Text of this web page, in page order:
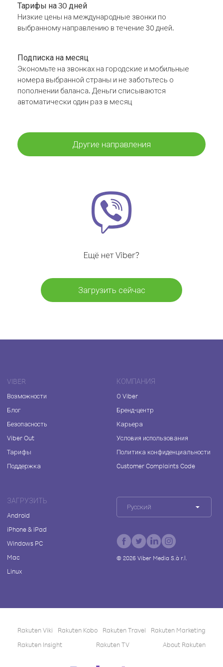
Тарифы на 30 дней
Низкие цены на международные звонки по
выбранному направлению в течение 30 дней.
Подписка на месяц
Экономьте на звонках на городские и мобильные
номера выбранной страны и не заботьтесь о
пополнении баланса. Деньги списываются
автоматически один раз в месяц
Другие направления
Ещё нет Viber?
Загрузить сейчас
VIBER
Возможности
Блог
Безопасность
Viber Out
Тарифы
Поддержка
КОМПАНИЯ
О Viber
Бренд-центр
Карьера
Условия использования
Политика конфиденциальности
Customer Complaints Code
ЗАГРУЗИТЬ
Android
iPhone & iPad
Windows PC
Mac
Linux
Русский
© 2026Viber Media S.à r.l.
Rakuten Viki Rakuten Kobo Rakuten Travel
Rakuten Marketing
Rakuten Insight
Rakuten TV About Rakuten